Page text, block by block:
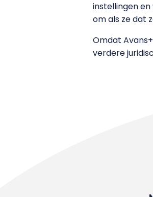
instellingen
om als ze dat
Omdat
verdere